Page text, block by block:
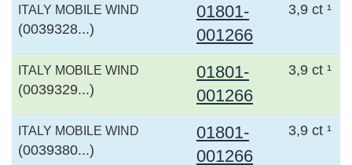
ITALY MOBILE WIND
(0039328...)
01801-
001266
3,9 ct ¹
ITALY MOBILE WIND
(0039329...)
01801-
001266
3,9 ct ¹
ITALY MOBILE WIND
(0039380...)
01801-
001266
3,9 ct ¹